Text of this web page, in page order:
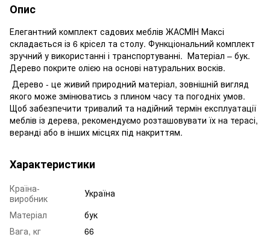
Опис
Елегантний комплект садових меблів ЖАСМІН Максі
складається із 6 крісел та столу. Функціональний комплект
зручний у використанні і транспортуванні. Матеріал – бук.
Дерево покрите олією на основі натуральних восків.
Дерево - це живий природний матеріал, зовнішній вигляд
якого може змінюватись з плином часу та погодніх умов.
Щоб забезпечити тривалий та надійний термін експлуатації
меблів із дерева, рекомендуємо розташовувати їх на терасі,
веранді або в інших місцях під накриттям.
Характеристики
Країна-
виробник
Україна
Матеріал
бук
Вага, кг
66